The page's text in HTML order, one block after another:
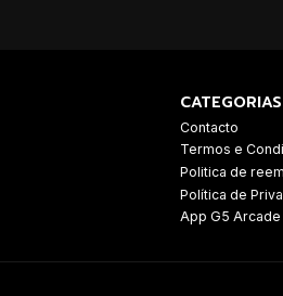
CATEGORIAS
Contacto
Termos e
Politica de
Política de
App G5 Arcade